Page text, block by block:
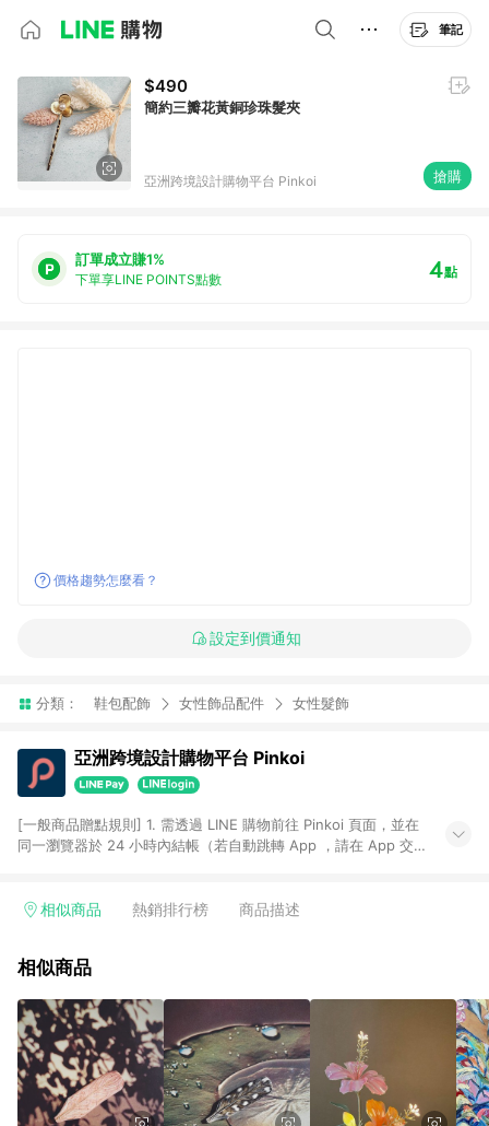
筆記
$490
簡約三瓣花黃銅珍珠髮夾
亞洲跨境設計購物平台 Pinkoi 搶購
訂單成立賺1%
下單享LINE POINTS點數 4點
價格趨勢怎麼看？
設定到價通知
分類： 鞋包配飾 女性飾品配件 女性髮飾
亞洲跨境設計購物平台 Pinkoi
[一般商品贈點規則] 1. 需透過 LINE 購物前往 Pinkoi 頁面，並在
同一瀏覽器於 24 小時內結帳（若自動跳轉 App ，請在 App 交
回饋訂單不得享有 Pinkoi 站方優惠，例如首購優惠，P coins，
行為，不具贈點資格，部分退款不在此限。 6. APP 請更新至
貨後 45 天後發送。 8. 群眾募資商品，禮物卡，開館保證金，補
運費，攤位費等不具贈點資格。 9. LINE 購物站上之商品規格、
顏色、價位、贈品如與 Pinkoi 商品資訊頁及購物車不符，以
Pinkoi 購物商品資訊頁及購物車標示為準。 10. 點數紅包使用規
則請以點數紅包活動說明為準。 11. 若於 LINE 購物前往 Pinkoi
頁面後才首次下載 Pinkoi APP 並完成訂單，不符合導購資格；承
相似商品 熱銷排行榜 商品描述
相似商品